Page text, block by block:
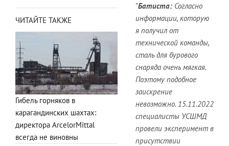
ЧИТАЙТЕ ТАКЖЕ
Гибель горняков в
карагандинских шахтах:
директора ArcelorMittal
всегда не виновны
"Батиста: Согласно
информации, которую
я получил от
технической команды,
сталь для бурового
снаряда очень мягкая.
Поэтому подобное
заискрение
невозможно. 15.11.2022
специалисты УСШМД
провели эксперимент в
присутствии